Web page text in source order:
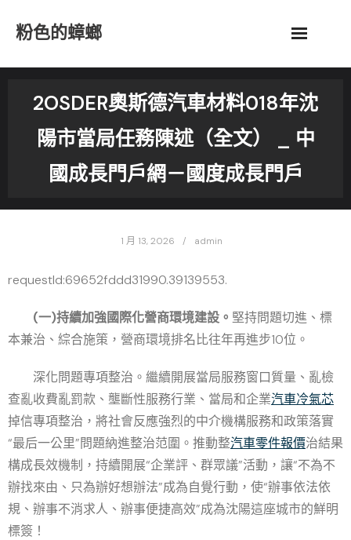
粉色的蟑螂
2OSDER奧斯德汽車材料018年沈
陽市當局任務陳述（全文） _ 中
國成長門戶網－國度成長門戶
1 月 13, 2026 admin
requestId:69652fddd31990.39139553.
(一)持續加強國際化營商環境建設。 堅持問題切進、標
本兼治、綜合施策，營商環境排名比往年再進步10位。
深化問題專項整治。繼續開展當局服務窗口質量、亂檢
查亂收費亂罰款、壟斷性服務行業、當局和企業汽車冷氣芯
掉信專項整治，將社會反應強烈的中介機構服務和政策落實
“最后一公里”問題納進整治范圍。推動整汽車零件報價治結果
構成長效機制，持續開展“企業評、群眾議”活動，讓“不為不
辦找來由、只為辦好想辦法”成為自覺行動，使“辦事依法依
規、辦事不消求人、辦事便捷高效”成為沈陽這座城市的鮮明
標簽！